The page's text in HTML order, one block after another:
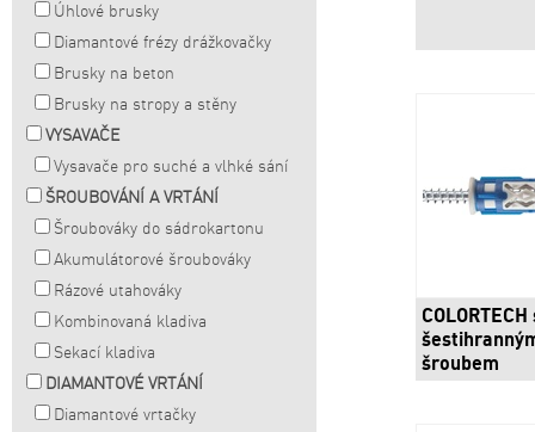
Úhlové brusky
Diamantové frézy drážkovačky
Brusky na beton
Brusky na stropy a stěny
VYSAVAČE
Vysavače pro suché a vlhké sání
ŠROUBOVÁNÍ A VRTÁNÍ
Šroubováky do sádrokartonu
Akumulátorové šroubováky
Rázové utahováky
Kombinovaná kladiva
Sekací kladiva
DIAMANTOVÉ VRTÁNÍ
Diamantové vrtačky
COLORTECH
šroubem